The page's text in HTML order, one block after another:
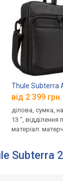
Thule Subterra
від 2 399 грн.
ділова, сумка,
13 ", відділення
матеріал:
Subterra